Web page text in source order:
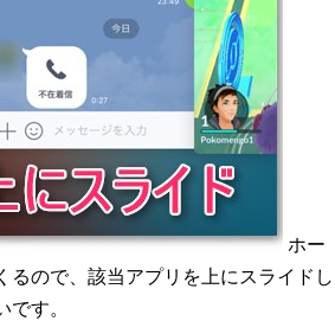
ホー
るので、該当アプリを上にスライドし
す。